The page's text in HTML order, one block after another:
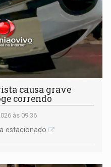
causa grave
correndo
às 09:36
estacionado